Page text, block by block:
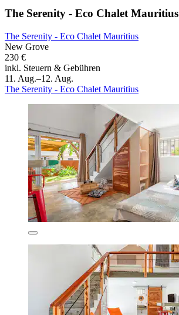
The Serenity - Eco Chalet Mauritius
The Serenity - Eco Chalet Mauritius
New Grove
230 €
inkl. Steuern & Gebühren
11. Aug.–12. Aug.
The Serenity - Eco Chalet Mauritius